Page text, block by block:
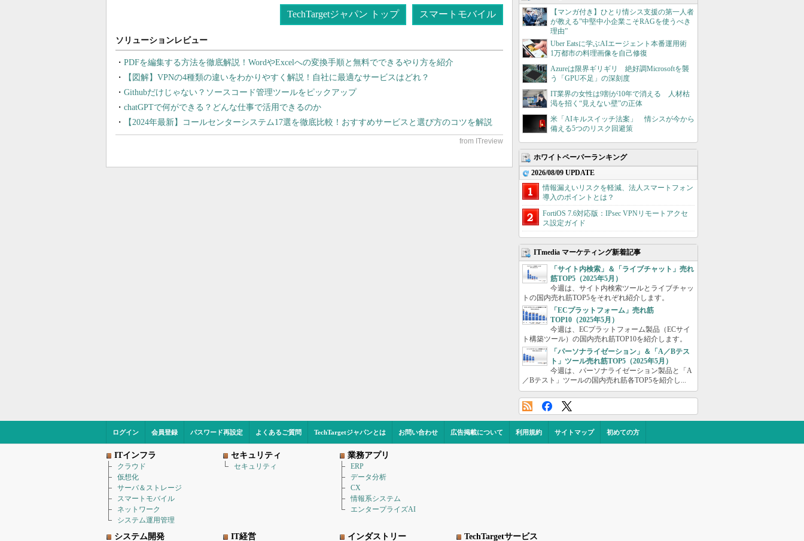
TechTargetジャパン トップ スマートモバイル
PDFを編集する方法を徹底解説！WordやExcelへの変換手順と無料でできるやり方を紹介
【図解】VPNの4種類の違いをわかりやすく解説！自社に最適なサービスはどれ？
Githubだけじゃない？ソースコード管理ツールをピックアップ
chatGPTで何ができる？どんな仕事で活用できるのか
【2024年最新】コールセンターシステム17選を徹底比較！おすすめサービスと選び方のコツを解説
【マンガ付き】ひとり情シス支援の第一人者
が教える”中堅中小企業こそRAGを使うべき
理由”
Uber Eatsに学ぶAIエージェント本番運用術
1万都市の料理画像を自己修復
Azureは限界ギリギリ 絶好調Microsoftを襲
う「GPU不足」の深刻度
IT業界の女性は9割が10年で消える 人材枯
渇を招く“見えない壁”の正体
米「AIキルスイッチ法案」 情シスが今から
備える5つのリスク回避策
ホワイトペーパーランキング
2026/08/09 UPDATE
情報漏えいリスクを軽減、法人スマートフォン
導入のポイントとは？
FortiOS 7.6対応版：IPsec VPNリモートアクセ
ス設定ガイド
ITmedia マーケティング新着記事
「サイト内検索」＆「ライブチャット」売れ
筋TOP5（2025年5月）
今週は、サイト内検索ツールとライブチャッ
トの国内売れ筋TOP5をそれぞれ紹介します。
「ECプラットフォーム」売れ筋
TOP10（2025年5月）
今週は、ECプラットフォーム製品（ECサイ
ト構築ツール）の国内売れ筋TOP10を紹介します。
「パーソナライゼーション」＆「A／Bテス
ト」ツール売れ筋TOP5（2025年5月）
今週は、パーソナライゼーション製品と「A
／Bテスト」ツールの国内売れ筋各TOP5を紹介し...
ログイン 会員登録 パスワード再設定 よくあるご質問 TechTargetジャパンとは お問い合わせ 広告掲載について 利用規約 サイトマップ 初めての方
ITインフラ
クラウド
仮想化
サーバ＆ストレージ
スマートモバイル
ネットワーク
システム運用管理
セキュリティ
セキュリティ
業務アプリ
ERP
データ分析
CX
情報系システム
エンタープライズAI
システム開発 IT経営 インダストリー TechTargetサービス